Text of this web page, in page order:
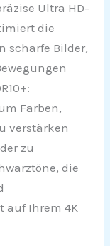
Ultra HD-
die
scharfe Bilder,
Farben,
verstärken
zu
die
auf Ihrem 4K